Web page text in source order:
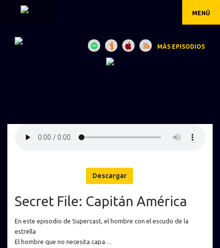
MENÚ
MÁS EPISODIOS
Descargar
Secret File: Capitán América
En este episodio de Supercast, el hombre con el escudo de la
estrella
El hombre que no necesita capa…